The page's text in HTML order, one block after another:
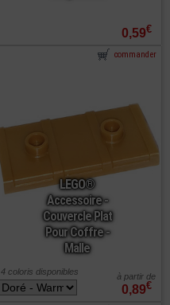
0,59€
LEGO®
Accessoire -
Couvercle Plat
Pour Coffre -
Malle
0,89€
à partir de
commander
4 coloris disponibles